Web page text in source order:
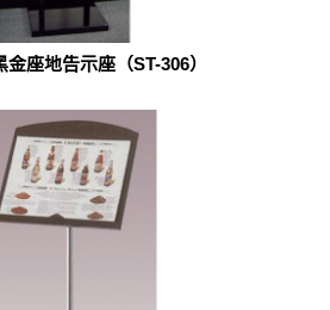
座地告示座（ST-306）